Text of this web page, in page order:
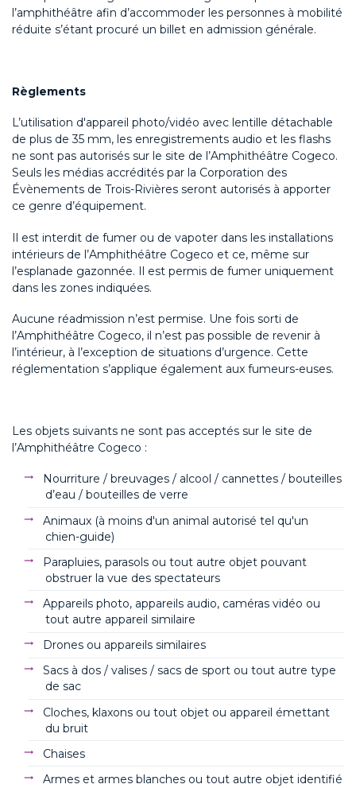
l’amphithéâtre afin d’accommoder les personnes à mobilité
réduite s’étant procuré un billet en admission générale.
Règlements
L’utilisation d'appareil photo/vidéo avec lentille détachable
de plus de 35 mm, les enregistrements audio et les flashs
ne sont pas autorisés sur le site de l’Amphithéâtre Cogeco.
Seuls les médias accrédités par la Corporation des
Évènements de Trois-Rivières seront autorisés à apporter
ce genre d’équipement.
Il est interdit de fumer ou de vapoter dans les installations
intérieurs de l’Amphithéâtre Cogeco et ce, même sur
l’esplanade gazonnée. Il est permis de fumer uniquement
dans les zones indiquées.
Aucune réadmission n’est permise. Une fois sorti de
l’Amphithéâtre Cogeco, il n’est pas possible de revenir à
l’intérieur, à l’exception de situations d’urgence. Cette
réglementation s’applique également aux fumeurs-euses.
Les objets suivants ne sont pas acceptés sur le site de
l’Amphithéâtre Cogeco :
Nourriture / breuvages / alcool / cannettes / bouteilles
d’eau / bouteilles de verre
Animaux (à moins d'un animal autorisé tel qu'un
chien-guide)
Parapluies, parasols ou tout autre objet pouvant
obstruer la vue des spectateurs
Appareils photo, appareils audio, caméras vidéo ou
tout autre appareil similaire
Drones ou appareils similaires
Sacs à dos / valises / sacs de sport ou tout autre type
de sac
Cloches, klaxons ou tout objet ou appareil émettant
du bruit
Chaises
Armes et armes blanches ou tout autre objet identifié